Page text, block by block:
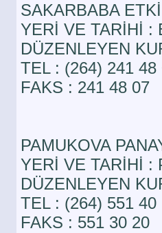
SAKARBABA
YERİ VE TARİHİ :
DÜZENLEYEN
TEL : (264) 241 48
FAKS : 241 48 07
PAMUKOVA
YERİ VE TARİHİ :
DÜZENLEYEN
TEL : (264) 551
FAKS : 551 30 20